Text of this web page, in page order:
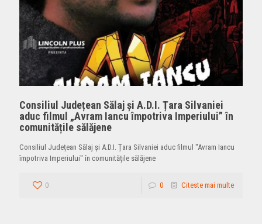
Consiliul Județean Sălaj și A.D.I. Țara Silvaniei
aduc filmul „Avram Iancu împotriva Imperiului” în
comunitățile sălăjene
Consiliul Județean Sălaj și A.D.I. Țara Silvaniei aduc filmul "Avram Iancu
împotriva Imperiului" în comunitățile sălăjene
0 0 Citeste mai multe